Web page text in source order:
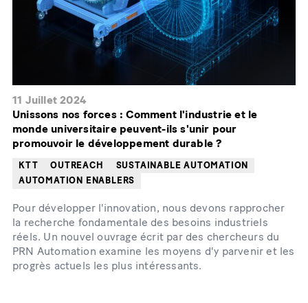
11 Juillet 2024
Unissons nos forces : Comment l'industrie et le
monde universitaire peuvent-ils s'unir pour
promouvoir le développement durable ?
KTT OUTREACH
SUSTAINABLE AUTOMATION
AUTOMATION ENABLERS
Pour développer l'innovation, nous devons rapprocher
la recherche fondamentale des besoins industriels
réels. Un nouvel ouvrage écrit par des chercheurs du
PRN Automation examine les moyens d'y parvenir et les
progrès actuels les plus intéressants.